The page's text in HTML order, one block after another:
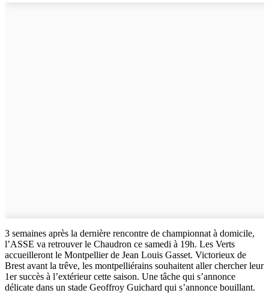
3 semaines après la dernière rencontre de championnat à domicile,
l’ASSE va retrouver le Chaudron ce samedi à 19h. Les Verts
accueilleront le Montpellier de Jean Louis Gasset. Victorieux de
Brest avant la trêve, les montpelliérains souhaitent aller chercher leur
1er succès à l’extérieur cette saison. Une tâche qui s’annonce
délicate dans un stade Geoffroy Guichard qui s’annonce bouillant.